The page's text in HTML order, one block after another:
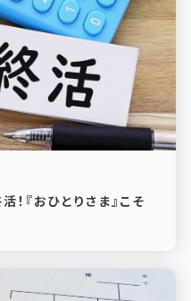
！『おひとりさま』こそ